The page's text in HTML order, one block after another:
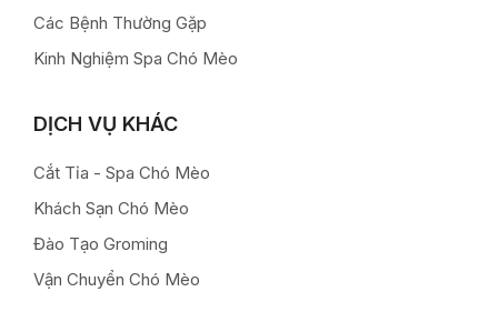
Các Bệnh Thường Gặp
Kinh Nghiệm Spa Chó Mèo
DỊCH VỤ KHÁC
Cắt Tỉa - Spa Chó Mèo
Khách Sạn Chó Mèo
Đào Tạo Groming
Vận Chuyển Chó Mèo